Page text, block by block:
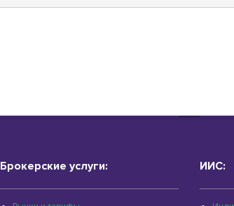
Брокерские услуги: ИИС: